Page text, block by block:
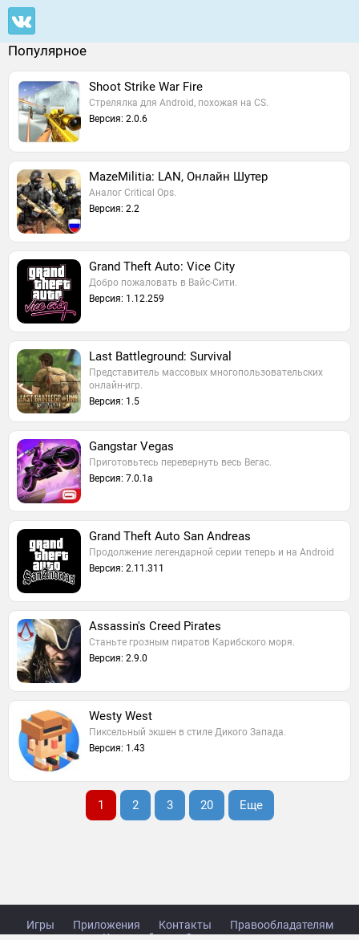
Популярное
Shoot Strike War Fire
Стрелялка для Android, похожая на CS.
Версия: 2.0.6
MazeMilitia: LAN, Онлайн Шутер
Аналог Critical Ops.
Версия: 2.2
Grand Theft Auto: Vice City
Добро пожаловать в Вайс-Сити.
Версия: 1.12.259
Last Battleground: Survival
Представитель массовых многопользовательских
онлайн-игр.
Версия: 1.5
Gangstar Vegas
Приготовьтесь перевернуть весь Вегас.
Версия: 7.0.1a
Grand Theft Auto San Andreas
Продолжение легендарной серии теперь и на Android
Версия: 2.11.311
Assassin's Creed Pirates
Станьте грозным пиратов Карибского моря.
Версия: 2.9.0
Westy West
Пиксельный экшен в стиле Дикого Запада.
Версия: 1.43
1 2 3 20 Еще
Игры Приложения Контакты
Правообладателям